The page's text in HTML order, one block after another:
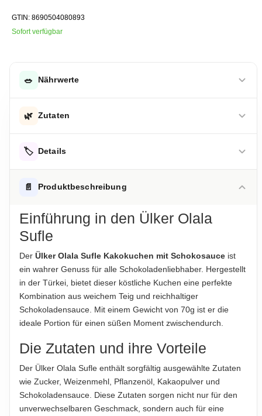
GTIN: 8690504080893
Sofort verfügbar
🥗 Nährwerte
Energie 400 kcal
-davon gesättigte Fettsäuren
Kohlenhydrate
-davon Zucker
Eiweiß 3.4 g
Salz 0,77 g
Hinweis zur Haftung: Für die vorstehenden Angaben wird keine Haftung
übernommen. Bitte prüfen Sie die Angaben auf der jeweiligen
🌿 Zutaten
Schokoladensauce, Emulgator (Lecithine), Backtriebmittel
Produktverpackung; nur diese sind verbindlich.
🏷️ Details
ALLERGENHINWEISE
AUFBEWAHRUNGSHINWEIS
Kühl und trocken lagern.
HERKUNFTSLAND
Türkei
HINWEIS
Für die vorstehenden Angaben wird keine Haftung
übernommen...
ABTROPFGEWICHT
70g
📄 Produktbeschreibung
Einführung in den Ülker Olala
Sufle
Der Ülker Olala Sufle Kakokuchen mit Schokosauce ist
ein wahrer Genuss für alle Schokoladenliebhaber. Hergestellt
in der Türkei, bietet dieser köstliche Kuchen eine perfekte
Kombination aus weichem Teig und reichhaltiger
Schokoladensauce. Mit einem Gewicht von 70g ist er die
ideale Portion für einen süßen Moment zwischendurch.
Die Zutaten und ihre Vorteile
Der Ülker Olala Sufle enthält sorgfältig ausgewählte Zutaten
wie Zucker, Weizenmehl, Pflanzenöl, Kakaopulver und
Schokoladensauce. Diese Zutaten sorgen nicht nur für den
unverwechselbaren Geschmack, sondern auch für eine